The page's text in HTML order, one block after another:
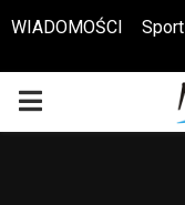
Otwórz pasek narzędzi
WIADOMOŚCI Sport
PRIMARY